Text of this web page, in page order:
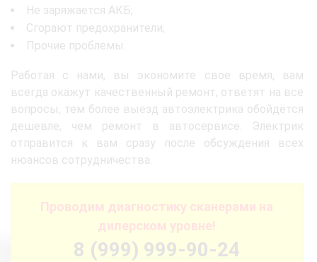
Не заряжается АКБ;
Сгорают предохранители;
Прочие проблемы.
Работая с нами, вы экономите свое время, вам
всегда окажут качественный ремонт, ответят на все
вопросы, тем более выезд автоэлектрика обойдётся
дешевле, чем ремонт в автосервисе. Электрик
отправится к вам сразу после обсуждения всех
нюансов сотрудничества.
Проводим диагностику сканерами на
дилерском уровне!
8 (999) 999-90-24